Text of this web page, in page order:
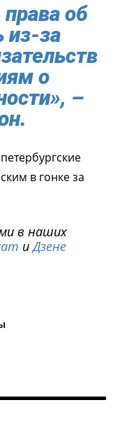
об
из-за
о
–
в гонке за
в наших
иДзене